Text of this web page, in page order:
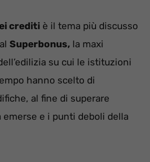
crediti è il tema più discusso
Superbonus, la maxi
su cui le istituzioni
hanno scelto di
al fine di superare
e i punti deboli della